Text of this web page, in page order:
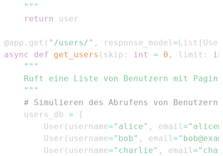
    """
return
@app . get ( "/users/" , response_model=List [ User
async
def get_users ( skip : int = 0 , limit :
    """
# Simulieren des Abrufens von Benutzern
    users_db
=
[
        User
( username="alice" , email=
        User
( username="bob" , email=
        User
( username="charlie" , email=